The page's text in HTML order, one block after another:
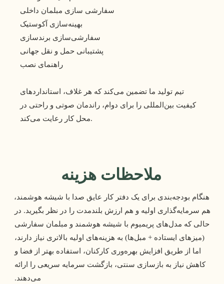
سفارشی سازی مبلمان داخلی
بهینه‌سازی آکوستیک
سفارشی‌سازی برندسازی
پشتیبانی حمل و نقل جهانی
راهنمای نصب
تیم تولید ما تضمین می‌کند که هر غلاف، استانداردهای
کیفیت بین‌المللی را برای دوام، راندمان صوتی و راحتی در
محل کار رعایت می‌کند.
ملاحظات هزینه
می‌دهند.